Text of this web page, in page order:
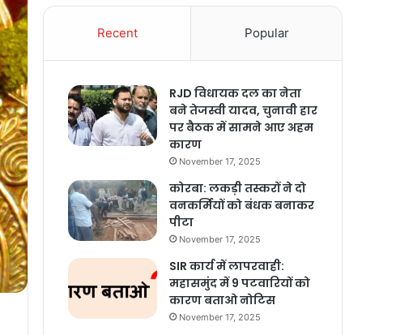
Recent Popular
RJD विधायक दल का नेता
बने तेजस्वी यादव, चुनावी हार
पर बैठक में सामने आए अहम
कारण
November 17, 2025
कोरबा: लकड़ी तस्करों ने दो
वनकर्मियों को बंधक बनाकर
पीटा
November 17, 2025
SIR कार्य में लापरवाही:
महासमुंद में 9 पटवारियों को
कारण बताओ नोटिस
November 17, 2025